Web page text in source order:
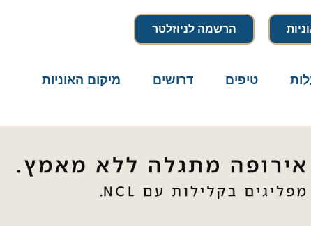
הרשמה לניוזלטר
טיפים דרושים מיקום האוניות